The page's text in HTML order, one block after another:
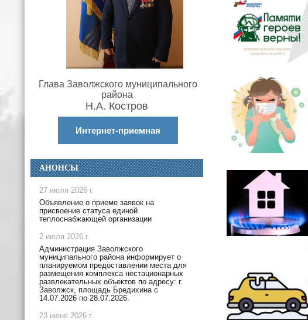
Глава Заволжского муниципального
района
Н.А. Костров
Интернет-приемная
АНОНСЫ
27 июля 2026 г.
Объявление о приеме заявок на
присвоение статуса единой
теплоснабжающей организации
2 июля 2026 г.
Администрация Заволжского
муниципального района информирует о
планируемом предоставлении места для
размещения комплекса нестационарных
развлекательных объектов по адресу: г.
Заволжск, площадь Бредихина с
14.07.2026 по 28.07.2026.
23 июня 2026 г.